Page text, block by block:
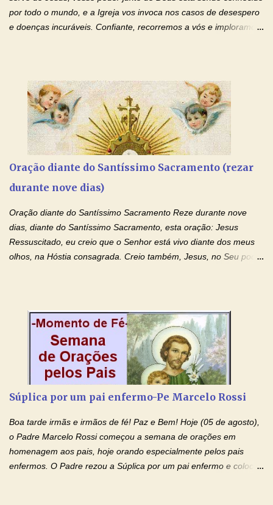
de te...
por todo o mundo, e a Igreja vos invoca nos casos de desespero
e doenças incuráveis. Confiante, recorremos a vós e imploramos
Queremos sempre lembrar-nos deste favor, da vossa intercessão
e invocar-vos como nosso patrono, para maior glória de Deus e o
bem de nossas almas. São Charbel! Rogai por Nós e por todos
aqueles que invocam o vosso nome e auxílio. Amén. Oração 2 Ó
Deus, admirável em Vossos Santos, Vós que inspirastes a São
Charbel seguir o caminho da perfeição, lhe concedestes a graça
e a força para fazer triunfar, na sua vida, o heroísmo das virtudes
monásticas: a obediência, a castidade e a voluntária pobreza, e
milagres e gra...
Oração diante do Santíssimo Sacramento (rezar
durante nove dias)
Oração diante do Santíssimo Sacramento Reze durante nove
dias, diante do Santíssimo Sacramento, esta oração: Jesus
Ressuscitado, eu creio que o Senhor está vivo diante dos meus
olhos, na Hóstia consagrada. Creio também, Jesus, no Seu poder
creio, Jesus, e clamo que este Sangue seja agora derramado
sobre mim e sobre todos os meus familiares. Eu peço, Senhor
Jesus, que, pelo poder libertador e salvítico deste Sangue,
possamos nos livrar de toda opressão diabólica que possa estar
prejudicando a nossa família. Peço também que atenda, em
especial, este pedido que agora faço na Sua presença:
(apresente aqui o seu pedido...) Eu, desde já, agradeço de
coração, confiante que o Senhor me atenderá. Eu louvo o Pai por
ter nos dado o Senhor, Jesus, como presente de Páscoa. eu
agradeço de coração ao Espíri...
Súplica por um pai enfermo-Pe Marcelo Rossi
Boa tarde irmãs e irmãos de fé! Paz e Bem! Hoje (05 de agosto),
o Padre Marcelo Rossi começou a semana de orações em
homenagem aos pais, hoje orando especialmente pelos pais
enfermos. O Padre rezou a Súplica por um pai enfermo e colocou